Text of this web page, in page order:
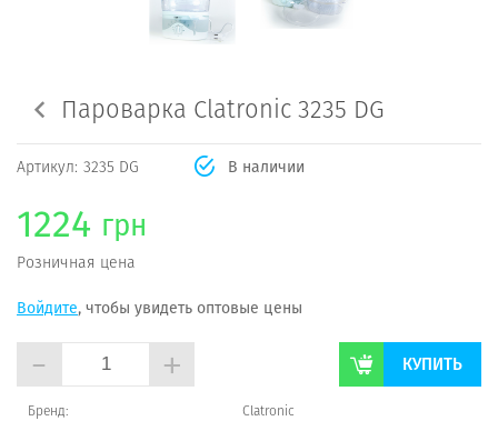
Пароварка Clatronic 3235 DG
Артикул: 3235 DG В наличии
1224 грн
Розничная цена
Войдите, чтобы увидеть оптовые цены
- + КУПИТЬ
Бренд:
Clatroniс